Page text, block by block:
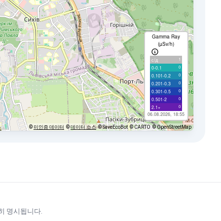
Gamma Ray
(µSv/h)
с/д 1
0-0.1 0
0.101-0.2 0
0.201-0.3 0
0.301-0.5 0
0.501-2 0
2.1+ 0
06.08.2026, 18:55
© 미인증 데이터 ©데이터 소스 © SaveEcoBot © CARTO © OpenStreetMap
명시됩니다.